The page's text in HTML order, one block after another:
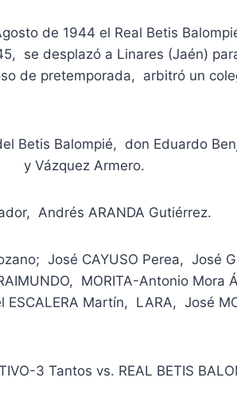
de 1944 el Real Betis
se desplazó a Linares (Jaén)
de pretemporada, arbitró un
Betis Balompié, don Eduardo
y Vázquez Armero.
Andrés ARANDA Gutiérrez.
José CAYUSO Perea, José
MORITA-Antonio Mora
ESCALERA Martín, LARA, José
3 Tantos vs. REAL BETIS